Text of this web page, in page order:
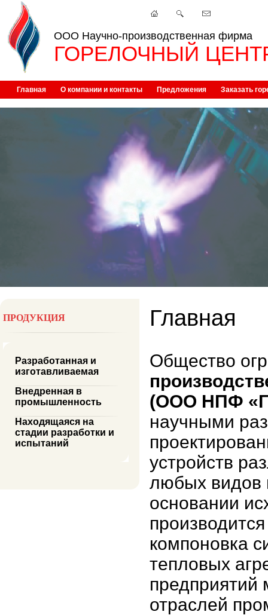
ООО Научно-производственная фирма
ГОРЕЛОЧНЫЙ
Главная О компании и контакты Предложения Заказать
ПРОДУКЦИЯ
Разработанная и
изготавливаемая
Внедренная в
промышленность
Находящаяся на
стадии разработки и
испытаний
Главная
Общество
(ООО НПФ
научными
устройств
любых видов
основании
компоновка
тепловых
предприятий
отраслей